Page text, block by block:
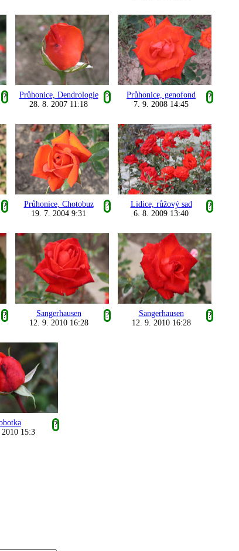
?
Průhonice, Dendrologie
?
28. 8. 2007 11:18
Průhonice, genofond
?
7. 9. 2008 14:45
?
Průhonice, Chotobuz
?
19. 7. 2004 9:31
Lidice, růžový sad
?
6. 8. 2009 13:40
?
Sangerhausen
?
12. 9. 2010 16:28
Sangerhausen
?
12. 9. 2010 16:28
?
15:3